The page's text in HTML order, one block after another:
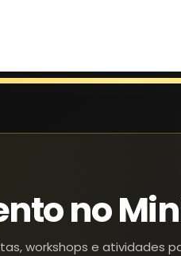
no
workshops e atividades